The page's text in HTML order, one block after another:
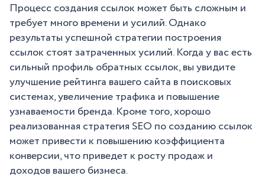
Процесс создания ссылок может быть сложным и
требует много времени и усилий. Однако
результаты успешной стратегии построения
ссылок стоят затраченных усилий. Когда у вас есть
сильный профиль обратных ссылок, вы увидите
улучшение рейтинга вашего сайта в поисковых
системах, увеличение трафика и повышение
узнаваемости бренда. Кроме того, хорошо
реализованная стратегия SEO по созданию ссылок
может привести к повышению коэффициента
конверсии, что приведет к росту продаж и
доходов вашего бизнеса.